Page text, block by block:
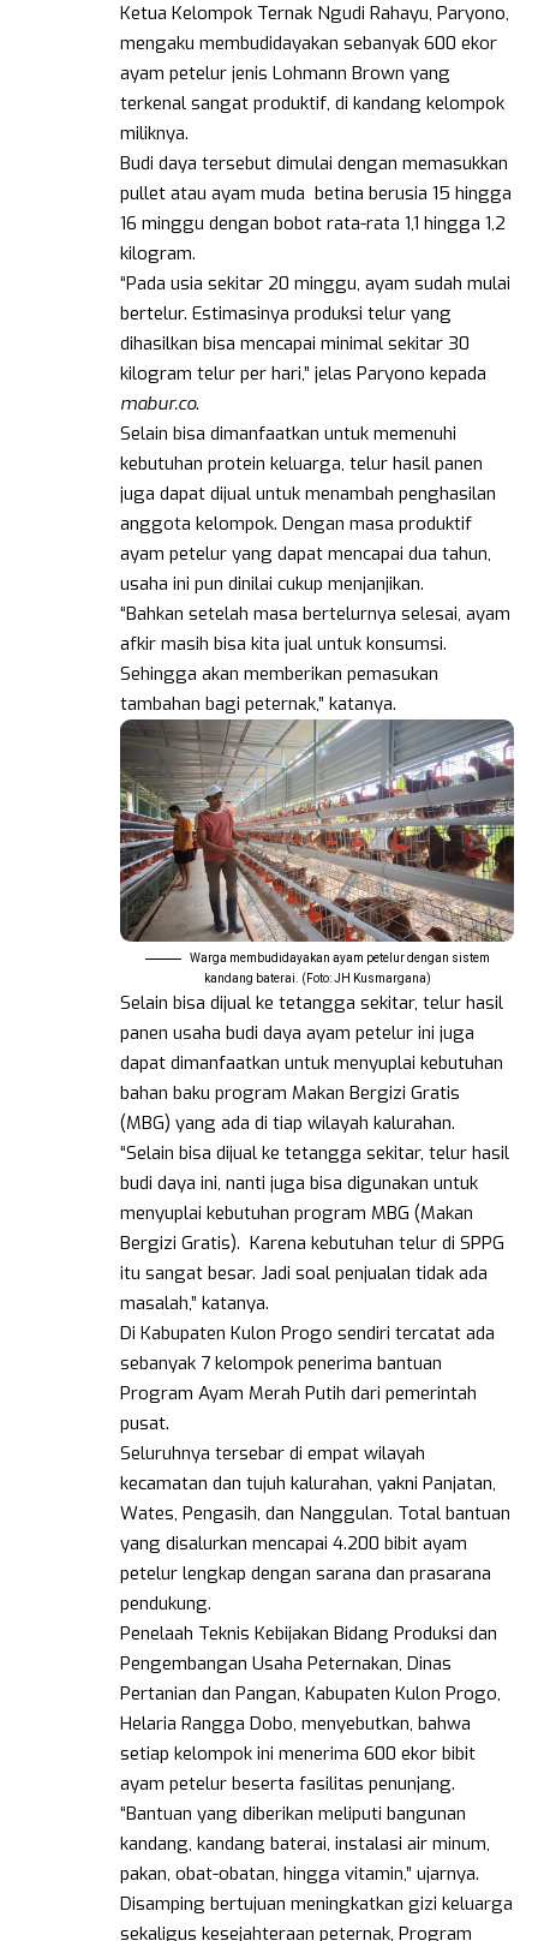
Ketua Kelompok Ternak Ngudi Rahayu, Paryono,
mengaku membudidayakan sebanyak 600 ekor
ayam petelur jenis Lohmann Brown yang
terkenal sangat produktif, di kandang kelompok
miliknya.
Budi daya tersebut dimulai dengan memasukkan
pullet atau ayam muda betina berusia 15 hingga
16 minggu dengan bobot rata-rata 1,1 hingga 1,2
kilogram.
“Pada usia sekitar 20 minggu, ayam sudah mulai
bertelur. Estimasinya produksi telur yang
dihasilkan bisa mencapai minimal sekitar 30
kilogram telur per hari,” jelas Paryono kepada
mabur.co.
Selain bisa dimanfaatkan untuk memenuhi
kebutuhan protein keluarga, telur hasil panen
juga dapat dijual untuk menambah penghasilan
anggota kelompok. Dengan masa produktif
ayam petelur yang dapat mencapai dua tahun,
usaha ini pun dinilai cukup menjanjikan.
“Bahkan setelah masa bertelurnya selesai, ayam
afkir masih bisa kita jual untuk konsumsi.
Sehingga akan memberikan pemasukan
tambahan bagi peternak,” katanya.
Warga membudidayakan ayam petelur dengan sistem
kandang baterai. (Foto: JH Kusmargana)
Selain bisa dijual ke tetangga sekitar, telur hasil
panen usaha budi daya ayam petelur ini juga
dapat dimanfaatkan untuk menyuplai kebutuhan
bahan baku program Makan Bergizi Gratis
(MBG) yang ada di tiap wilayah kalurahan.
“Selain bisa dijual ke tetangga sekitar, telur hasil
budi daya ini, nanti juga bisa digunakan untuk
menyuplai kebutuhan program MBG (Makan
Bergizi Gratis). Karena kebutuhan telur di SPPG
itu sangat besar. Jadi soal penjualan tidak ada
masalah,” katanya.
Di Kabupaten Kulon Progo sendiri tercatat ada
sebanyak 7 kelompok penerima bantuan
Program Ayam Merah Putih dari pemerintah
pusat.
Seluruhnya tersebar di empat wilayah
kecamatan dan tujuh kalurahan, yakni Panjatan,
Wates, Pengasih, dan Nanggulan. Total bantuan
yang disalurkan mencapai 4.200 bibit ayam
petelur lengkap dengan sarana dan prasarana
pendukung.
Penelaah Teknis Kebijakan Bidang Produksi dan
Pengembangan Usaha Peternakan, Dinas
Pertanian dan Pangan, Kabupaten Kulon Progo,
Helaria Rangga Dobo, menyebutkan, bahwa
setiap kelompok ini menerima 600 ekor bibit
ayam petelur beserta fasilitas penunjang.
“Bantuan yang diberikan meliputi bangunan
kandang, kandang baterai, instalasi air minum,
pakan, obat-obatan, hingga vitamin,” ujarnya.
Disamping bertujuan meningkatkan gizi keluarga
sekaligus kesejahteraan peternak, Program